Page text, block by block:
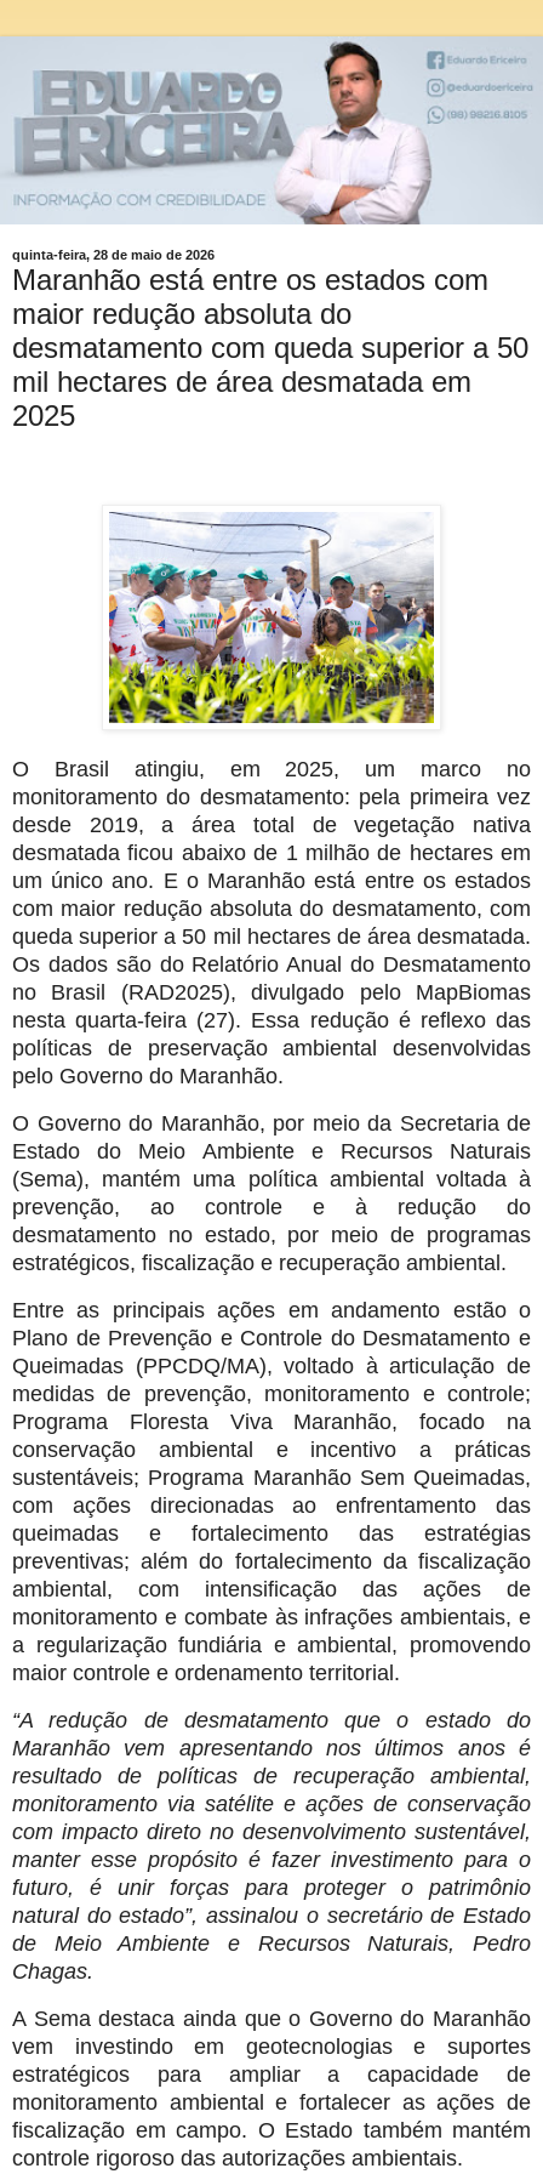
quinta-feira, 28 de maio de 2026
Maranhão está entre os estados com
maior redução absoluta do
desmatamento com queda superior a 50
mil hectares de área desmatada em
2025
O Brasil atingiu, em 2025, um marco no
monitoramento do desmatamento: pela primeira vez
desde 2019, a área total de vegetação nativa
desmatada ficou abaixo de 1 milhão de hectares em
um único ano. E o Maranhão está entre os estados
com maior redução absoluta do desmatamento, com
queda superior a 50 mil hectares de área desmatada.
Os dados são do Relatório Anual do Desmatamento
no Brasil (RAD2025), divulgado pelo MapBiomas
nesta quarta-feira (27). Essa redução é reflexo das
políticas de preservação ambiental desenvolvidas
pelo Governo do Maranhão.
O Governo do Maranhão, por meio da Secretaria de
Estado do Meio Ambiente e Recursos Naturais
(Sema), mantém uma política ambiental voltada à
prevenção, ao controle e à redução do
desmatamento no estado, por meio de programas
estratégicos, fiscalização e recuperação ambiental.
Entre as principais ações em andamento estão o
Plano de Prevenção e Controle do Desmatamento e
Queimadas (PPCDQ/MA), voltado à articulação de
medidas de prevenção, monitoramento e controle;
Programa Floresta Viva Maranhão, focado na
conservação ambiental e incentivo a práticas
sustentáveis; Programa Maranhão Sem Queimadas,
com ações direcionadas ao enfrentamento das
queimadas e fortalecimento das estratégias
preventivas; além do fortalecimento da fiscalização
ambiental, com intensificação das ações de
monitoramento e combate às infrações ambientais, e
a regularização fundiária e ambiental, promovendo
maior controle e ordenamento territorial.
“A redução de desmatamento que o estado do
Maranhão vem apresentando nos últimos anos é
resultado de políticas de recuperação ambiental,
monitoramento via satélite e ações de conservação
com impacto direto no desenvolvimento sustentável,
manter esse propósito é fazer investimento para o
futuro, é unir forças para proteger o patrimônio
natural do estado”, assinalou o secretário de Estado
de Meio Ambiente e Recursos Naturais, Pedro
Chagas.
A Sema destaca ainda que o Governo do Maranhão
vem investindo em geotecnologias e suportes
estratégicos para ampliar a capacidade de
monitoramento ambiental e fortalecer as ações de
fiscalização em campo. O Estado também mantém
controle rigoroso das autorizações ambientais.